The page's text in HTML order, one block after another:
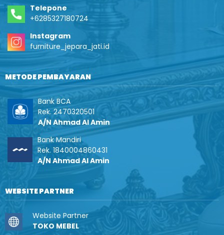
Telepone
+6285327180724
Instagram
furniture_jepara_jati.id
METODE PEMBAYARAN
Bank BCA
Rek. 2470320501
A/N Ahmad Al Amin
Bank Mandiri
Rek. 1840004860431
A/N Ahmad Al Amin
WEBSITE PARTNER
Website Partner
TOKO MEBEL